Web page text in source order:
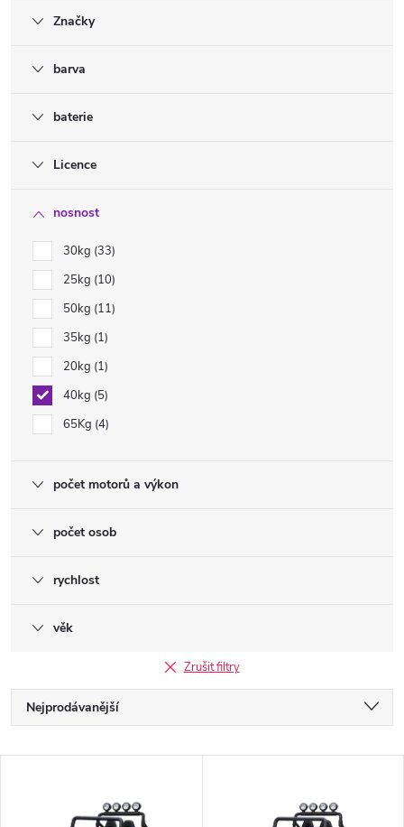
Značky
barva
baterie
Licence
nosnost
30kg 33
25kg 10
50kg 11
35kg 1
20kg 1
40kg 5
65Kg 4
počet motorů a výkon
počet osob
rychlost
věk
Zrušit filtry
Ř
a
Nejprodávanější
Abecedně